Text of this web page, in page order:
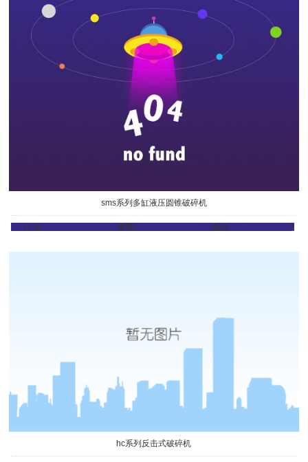
sms系列多缸液压圆锥破碎机
介绍 参数 案例
hc系列反击式破碎机